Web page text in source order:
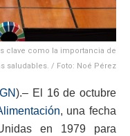
clave como la importancia de
saludables. / Foto: Noé Pérez
).– El 16 de octubre
, una fecha
en 1979 para